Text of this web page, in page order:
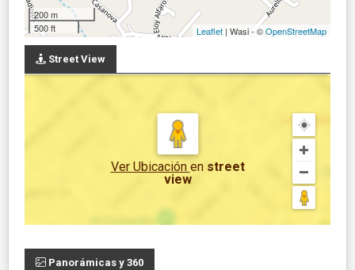
200 m
500 ft
Leaflet | Wasi - ©OpenStreetMap
Street View
Ver Ubicación en street
view
Panorámicas y 360